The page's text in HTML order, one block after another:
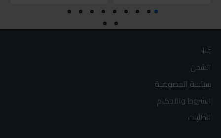
عنا
الشحن
سياسة الخصوصية
الشروط والاحكام
الطلبات